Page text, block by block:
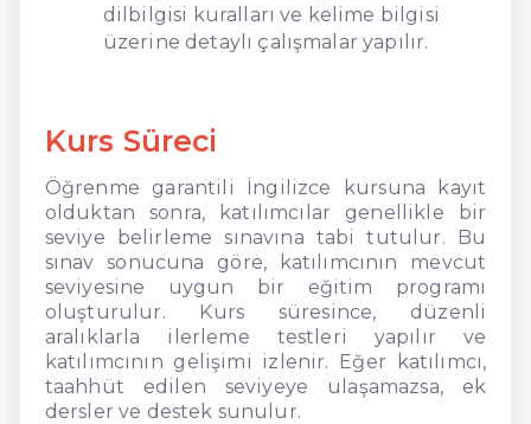
dilbilgisi kuralları ve kelime bilgisi
üzerine detaylı çalışmalar yapılır.
Kurs Süreci
Öğrenme garantili İngilizce kursuna kayıt
olduktan sonra, katılımcılar genellikle bir
seviye belirleme sınavına tabi tutulur. Bu
sınav sonucuna göre, katılımcının mevcut
seviyesine uygun bir eğitim programı
oluşturulur. Kurs süresince, düzenli
aralıklarla ilerleme testleri yapılır ve
katılımcının gelişimi izlenir. Eğer katılımcı,
taahhüt edilen seviyeye ulaşamazsa, ek
dersler ve destek sunulur.